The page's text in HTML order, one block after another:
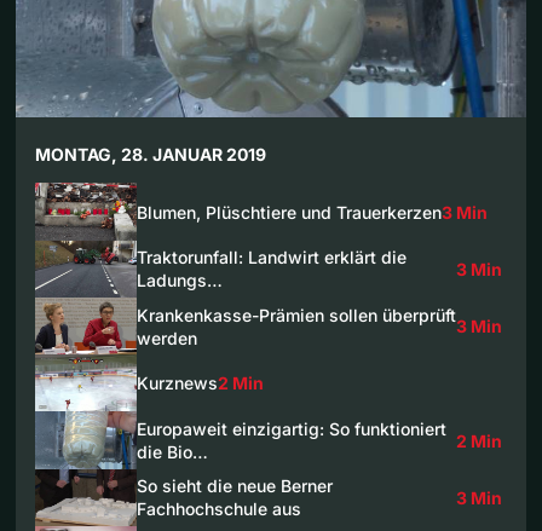
MONTAG, 28. JANUAR 2019
Blumen, Plüschtiere und Trauerkerzen3 Min
Traktorunfall: Landwirt erklärt die
Ladungs…
3 Min
Krankenkasse-Prämien sollen überprüft
werden
3 Min
Kurznews2 Min
Europaweit einzigartig: So funktioniert
die Bio…
2 Min
So sieht die neue Berner
Fachhochschule aus
3 Min